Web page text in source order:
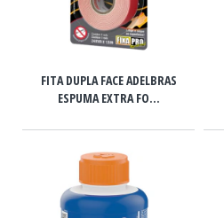
FITA DUPLA FACE ADELBRAS
ESPUMA EXTRA FO...